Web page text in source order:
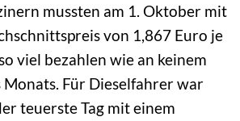
mussten am 1. Oktober mit
von 1,867 Euro je
viel bezahlen wie an keinem
Monats. Für Dieselfahrer war
teuerste Tag mit einem